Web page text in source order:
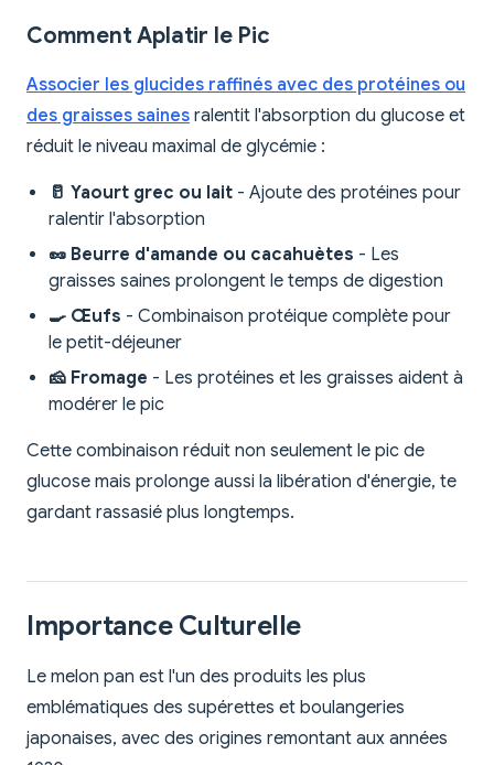
Comment Aplatir le Pic
Associer les glucides raffinés avec des protéines ou
des graisses saines ralentit l'absorption du glucose et
réduit le niveau maximal de glycémie :
🥛 Yaourt grec ou lait - Ajoute des protéines pour
ralentir l'absorption
🥜 Beurre d'amande ou cacahuètes - Les
graisses saines prolongent le temps de digestion
🍳 Œufs - Combinaison protéique complète pour
le petit-déjeuner
🧀 Fromage - Les protéines et les graisses aident à
modérer le pic
Cette combinaison réduit non seulement le pic de
glucose mais prolonge aussi la libération d'énergie, te
gardant rassasié plus longtemps.
Importance Culturelle
Le melon pan est l'un des produits les plus
emblématiques des supérettes et boulangeries
japonaises, avec des origines remontant aux années